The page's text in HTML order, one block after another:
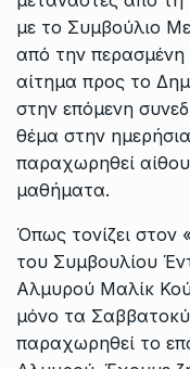
με το Συμβούλιο
από την περασμένη
αίτημα προς το
στην επόμενη
θέμα στην
παραχωρηθεί
μαθήματα.
Όπως τονίζει
του Συμβουλίου
Αλμυρού Μαλίκ
μόνο τα
παραχωρηθεί το